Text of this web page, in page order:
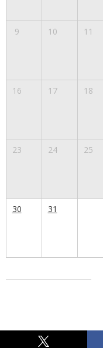
9 10 11
16 17 18
23 24 25
30 31